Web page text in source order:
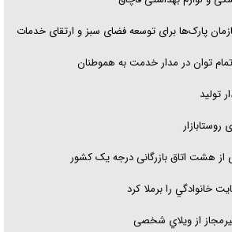
تمام توان در مدار خدمت به هموطنان
روستابازار
از هشت اتاق بازرگانی درجه یک کشور
خانوادگي را برملا کرد